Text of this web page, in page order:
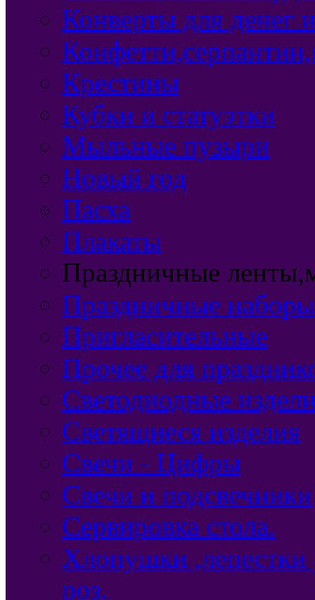
Конверты для денег
Крестины
Кубки и статуэтки
Мыльные пузыри
Новый год
Пасха
Плакаты
Праздничные
Праздничные
Пригласительные
Прочее для
Светодиодные
Светящиеся изделия
Свечи - Цифры
Свечи и подсвечники
Сервировка стола.
Хлопушки ,лепестки
роз.